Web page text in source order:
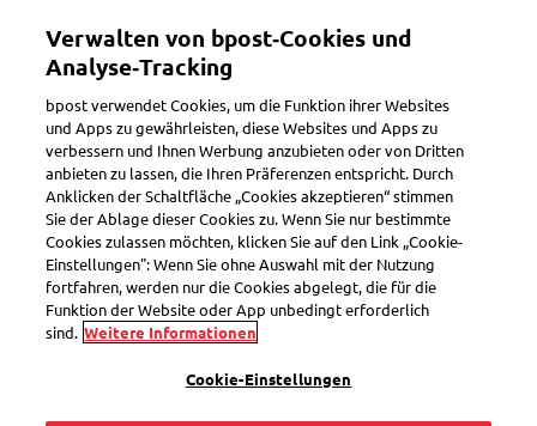
Toggle navigation
Tarife für Briefe oder
Verwalten von bpost‑Cookies und
Analyse‑Tracking
bpost verwendet Cookies, um die Funktion ihrer Websites
und Apps zu gewährleisten, diese Websites und Apps zu
verbessern und Ihnen Werbung anzubieten oder von Dritten
anbieten zu lassen, die Ihren Präferenzen entspricht. Durch
Anklicken der Schaltfläche „Cookies akzeptieren“ stimmen
Sie der Ablage dieser Cookies zu. Wenn Sie nur bestimmte
Cookies zulassen möchten, klicken Sie auf den Link „Cookie-
Einstellungen": Wenn Sie ohne Auswahl mit der Nutzung
fortfahren, werden nur die Cookies abgelegt, die für die
Funktion der Website oder App unbedingt erforderlich
sind. Weitere Informationen
Cookie-Einstellungen